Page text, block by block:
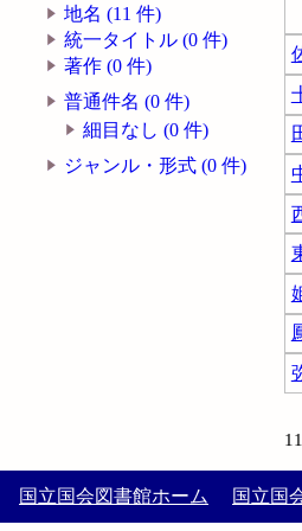
地名 (11 件)
統一タイトル (0 件)
著作 (0 件)
普通件名 (0 件)
細目なし (0 件)
ジャンル・形式 (0 件)
国立国会図書館ホーム 国立国